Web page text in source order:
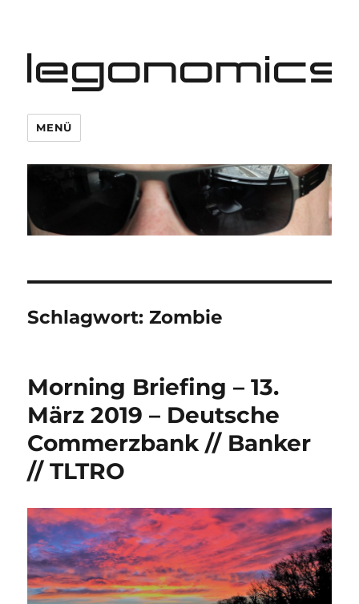
legonomics
MENÜ
Schlagwort:Zombie
Morning Briefing – 13.
März 2019 – Deutsche
Commerzbank // Banker
// TLTRO